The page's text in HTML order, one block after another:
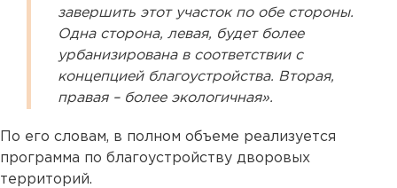
завершить этот участок по обе стороны.
Одна сторона, левая, будет более
урбанизирована в соответствии с
концепцией благоустройства. Вторая,
правая – более экологичная».
По его словам, в полном объеме реализуется
программа по благоустройству дворовых
территорий.